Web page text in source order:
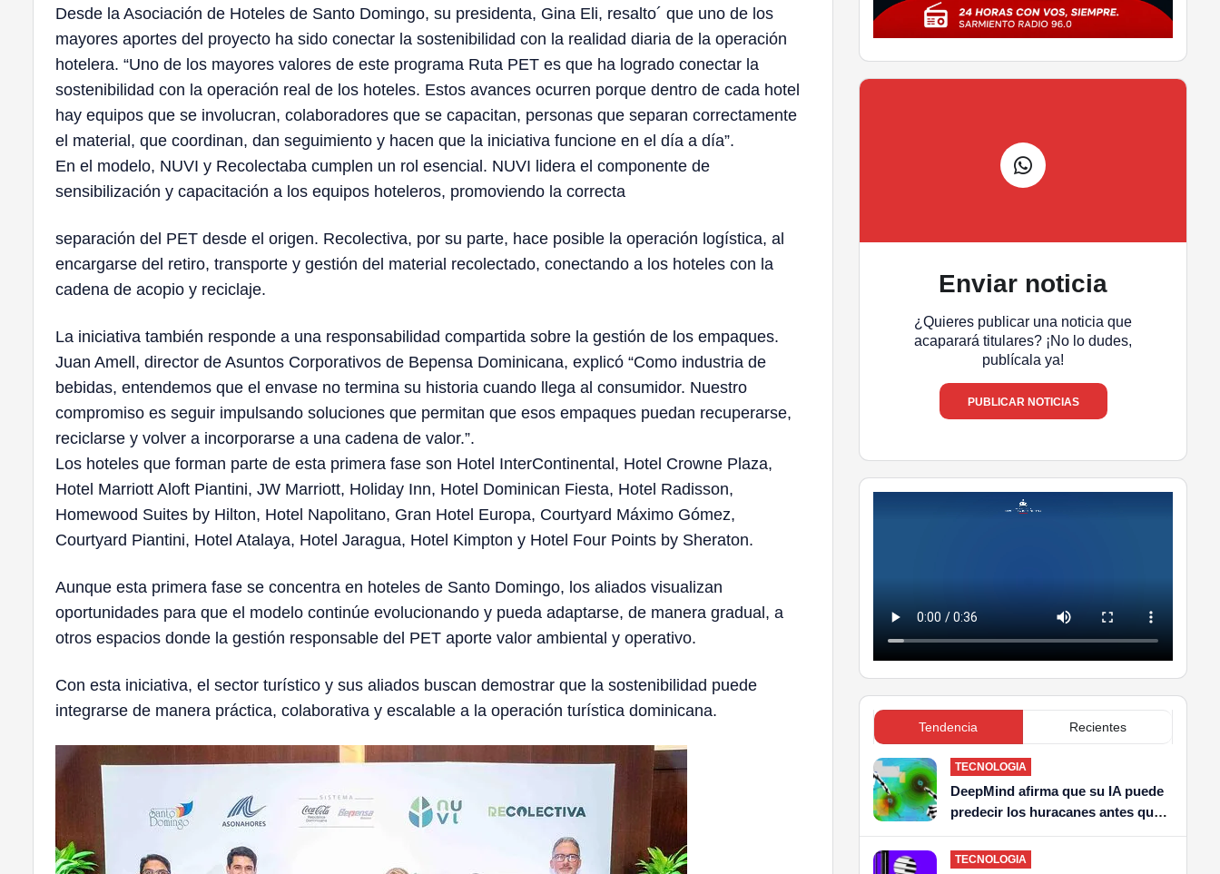
Desde la Asociación de Hoteles de Santo Domingo, su presidenta, Gina Eli, resalto´ que uno de los
mayores aportes del proyecto ha sido conectar la sostenibilidad con la realidad diaria de la operación
hotelera. “Uno de los mayores valores de este programa Ruta PET es que ha logrado conectar la
sostenibilidad con la operación real de los hoteles. Estos avances ocurren porque dentro de cada hotel
hay equipos que se involucran, colaboradores que se capacitan, personas que separan correctamente
el material, que coordinan, dan seguimiento y hacen que la iniciativa funcione en el día a día”.
En el modelo, NUVI y Recolectaba cumplen un rol esencial. NUVI lidera el componente de
sensibilización y capacitación a los equipos hoteleros, promoviendo la correcta
separación del PET desde el origen. Recolectiva, por su parte, hace posible la operación logística, al
encargarse del retiro, transporte y gestión del material recolectado, conectando a los hoteles con la
cadena de acopio y reciclaje.
La iniciativa también responde a una responsabilidad compartida sobre la gestión de los empaques.
Juan Amell, director de Asuntos Corporativos de Bepensa Dominicana, explicó “Como industria de
bebidas, entendemos que el envase no termina su historia cuando llega al consumidor. Nuestro
compromiso es seguir impulsando soluciones que permitan que esos empaques puedan recuperarse,
reciclarse y volver a incorporarse a una cadena de valor.”.
Los hoteles que forman parte de esta primera fase son Hotel InterContinental, Hotel Crowne Plaza,
Hotel Marriott Aloft Piantini, JW Marriott, Holiday Inn, Hotel Dominican Fiesta, Hotel Radisson,
Homewood Suites by Hilton, Hotel Napolitano, Gran Hotel Europa, Courtyard Máximo Gómez,
Courtyard Piantini, Hotel Atalaya, Hotel Jaragua, Hotel Kimpton y Hotel Four Points by Sheraton.
Aunque esta primera fase se concentra en hoteles de Santo Domingo, los aliados visualizan
oportunidades para que el modelo continúe evolucionando y pueda adaptarse, de manera gradual, a
otros espacios donde la gestión responsable del PET aporte valor ambiental y operativo.
Con esta iniciativa, el sector turístico y sus aliados buscan demostrar que la sostenibilidad puede
integrarse de manera práctica, colaborativa y escalable a la operación turística dominicana.
Enviar noticia
¿Quieres publicar una noticia que
acaparará titulares? ¡No lo dudes,
publícala ya!
PUBLICAR NOTICIAS
Tendencia Recientes
TECNOLOGIA
DeepMind afirma que su IA puede
predecir los huracanes antes que
nadie
TECNOLOGIA